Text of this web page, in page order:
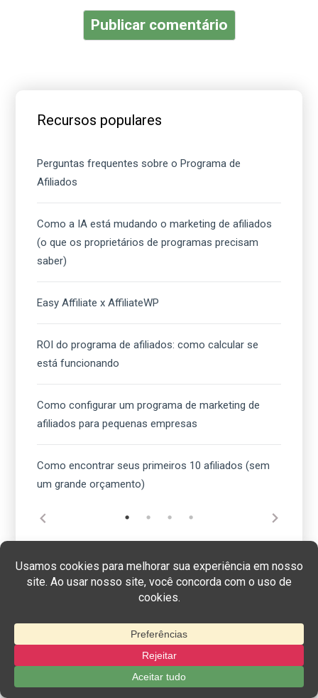
lateral
Recursos populares
Perguntas frequentes sobre o Programa de
Afiliados
Como a IA está mudando o marketing de afiliados
(o que os proprietários de programas precisam
saber)
Easy Affiliate x AffiliateWP
ROI do programa de afiliados: como calcular se
está funcionando
Como configurar um programa de marketing de
afiliados para pequenas empresas
Como encontrar seus primeiros 10 afiliados (sem
um grande orçamento)
Opções de integração
Atendimento ao cliente